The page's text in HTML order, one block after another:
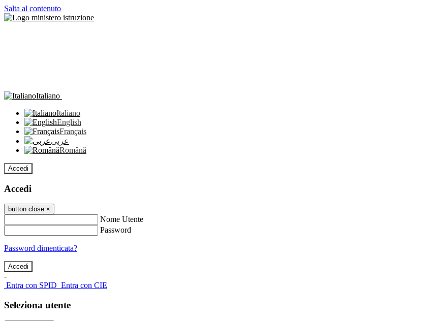
Salta al contenuto
Italiano
Italiano
English
Français
عربى
Română
Accedi
Accedi
button close ×
Nome Utente
Password
Password dimenticata?
-
Entra con SPID Entra con CIE
Seleziona utente